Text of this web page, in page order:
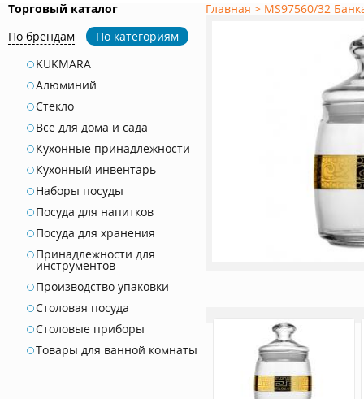
Торговый каталог
По брендам
По категориям
KUKMARA
Алюминий
Стекло
Все для дома и сада
Кухонные принадлежности
Кухонный инвентарь
Наборы посуды
Посуда для напитков
Посуда для хранения
Принадлежности для
инструментов
Производство упаковки
Столовая посуда
Столовые приборы
Товары для ванной комнаты
Главная > MS97560/32